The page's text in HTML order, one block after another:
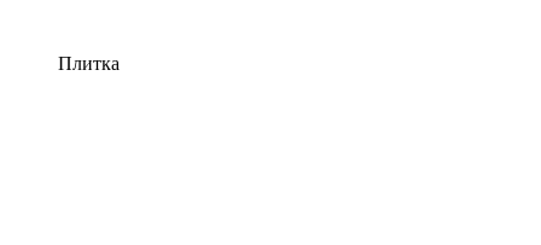
Плитка